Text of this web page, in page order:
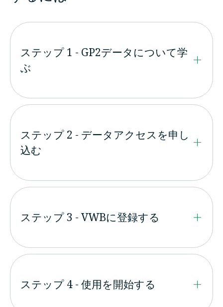
ステップ 1 - GP2データについて学
ぶ
ステップ 2 - データアクセスを申し
込む
ステップ 3 - VWBに登録する
ステップ 4 - 使用を開始する